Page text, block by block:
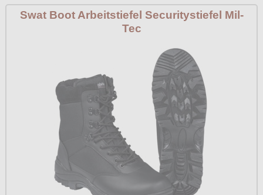
Swat Boot Arbeitstiefel Securitystiefel Mil-
Tec